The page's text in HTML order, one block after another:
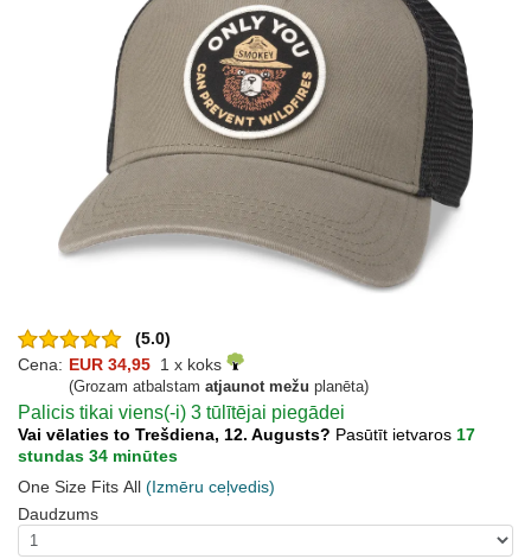
(5.0)
Cena: EUR 34,95 1 x koks
(Grozam atbalstam atjaunot mežu planēta)
Palicis tikai viens(-i) 3 tūlītējai piegādei
Vai vēlaties to Trešdiena, 12. Augusts? Pasūtīt ietvaros 17
stundas 34 minūtes
One Size Fits All (Izmēru ceļvedis)
Daudzums